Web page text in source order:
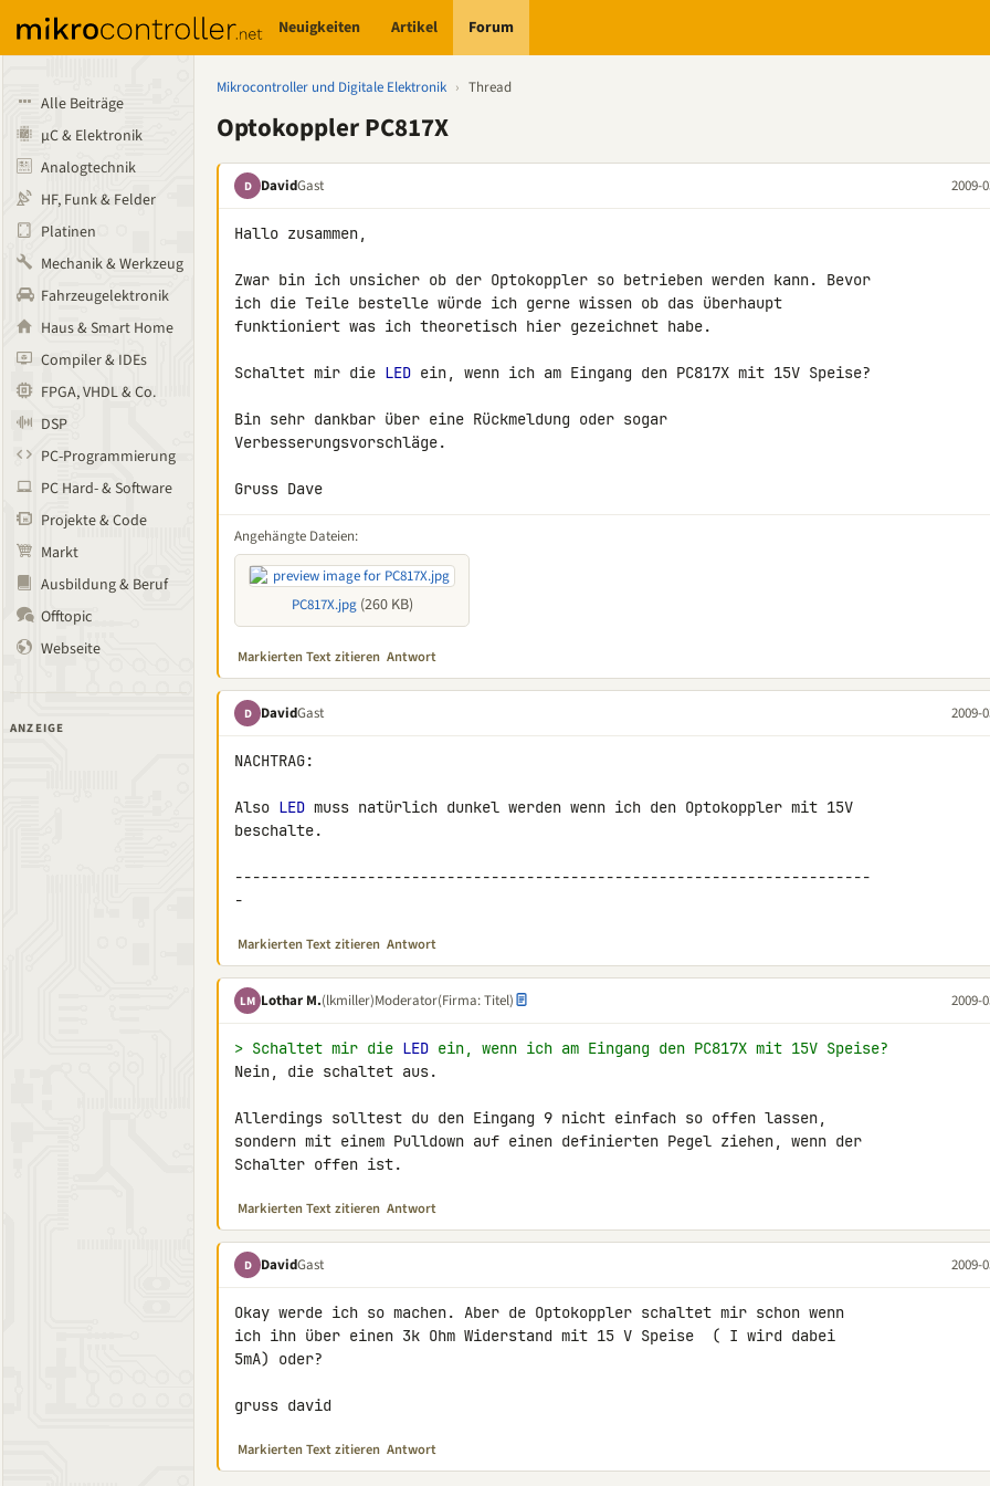
Neuigkeiten Artikel Forum
Alle Beiträge
µC & Elektronik
Analogtechnik
HF, Funk & Felder
Platinen
Mechanik & Werkzeug
Fahrzeugelektronik
Haus & Smart Home
Compiler & IDEs
FPGA, VHDL & Co.
DSP
PC-Programmierung
PC Hard- & Software
Projekte & Code
Markt
Ausbildung & Beruf
Offtopic
Webseite
ANZEIGE
Mikrocontroller und Digitale Elektronik › Thread
Optokoppler PC817X
D DavidGast 2009-
Hallo zusammen,
Zwar bin ich unsicher ob der Optokoppler so betrieben werden kann. Bevor
ich die Teile bestelle würde ich gerne wissen ob das überhaupt
funktioniert was ich theoretisch hier gezeichnet habe.
Schaltet mir die LED ein, wenn ich am Eingang den PC817X mit 15V Speise?
Bin sehr dankbar über eine Rückmeldung oder sogar
Verbesserungsvorschläge.
Gruss Dave
Angehängte Dateien:
PC817X.jpg(260 KB)
Markierten Text zitieren Antwort
D DavidGast 2009-
NACHTRAG:
Also LED muss natürlich dunkel werden wenn ich den Optokoppler mit 15V
beschalte.
------------------------------------------------------------------------
-
Markierten Text zitieren Antwort
LM Lothar M.(lkmiller)Moderator(Firma: Titel) 2009-
> Schaltet mir die LED ein, wenn ich am Eingang den PC817X mit 15V Speise?
Nein, die schaltet aus.
Allerdings solltest du den Eingang 9 nicht einfach so offen lassen,
sondern mit einem Pulldown auf einen definierten Pegel ziehen, wenn der
Schalter offen ist.
Markierten Text zitieren Antwort
D DavidGast 2009-
Okay werde ich so machen. Aber de Optokoppler schaltet mir schon wenn
ich ihn über einen 3k Ohm Widerstand mit 15 V Speise  ( I wird dabei
5mA) oder?
gruss david
Markierten Text zitieren Antwort